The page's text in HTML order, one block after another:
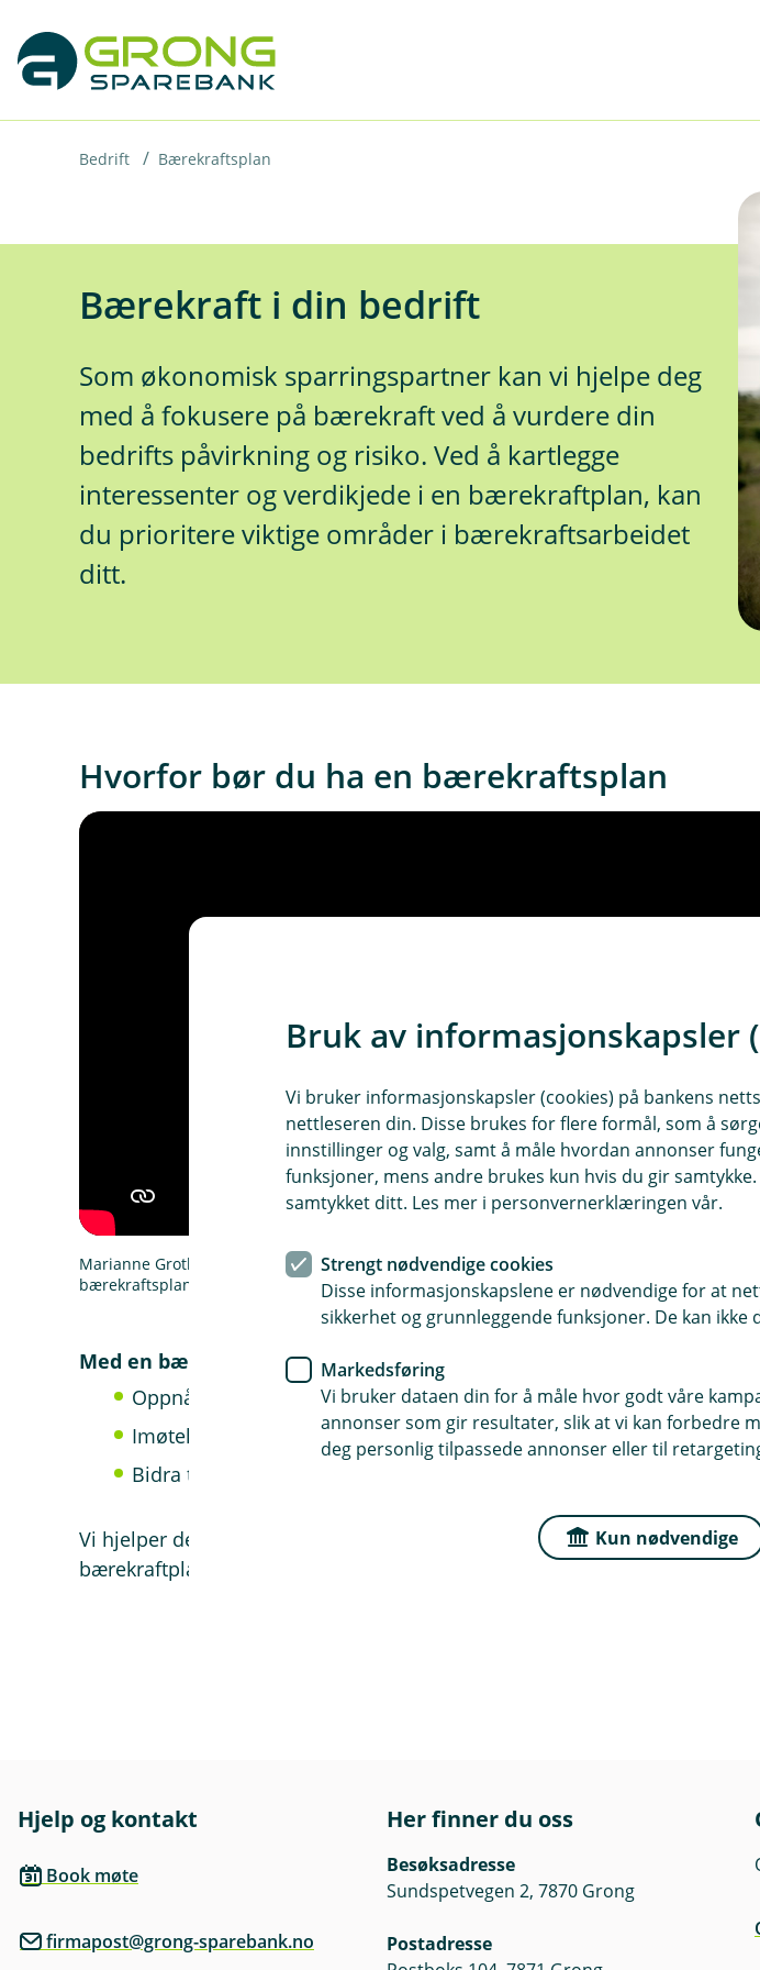
Bedrift Bærekraftsplan
Bærekraft i din bedrift
Som økonomisk sparringspartner kan vi hjelpe deg
med å fokusere på bærekraft ved å vurdere din
bedrifts påvirkning og risiko. Ved å kartlegge
interessenter og verdikjede i en bærekraftplan, kan
du prioritere viktige områder i bærekraftsarbeidet
ditt.
Hvorfor bør du ha en bærekraftsplan
Marianne Groth, konserndirektør for bærekraft i Eika forklarer hvorfor dine bedrift bør ha en
bærekraftsplan
Med en bærekraftplan vil din bedrift kunne:
Oppnå konkurransefortrinn overfor kunder og potensielle kunder
Imøtekomme dagens og fremtidens krav og forventninger
Bidra til bærekraftig utvikling
Vi hjelper deg i gang og tilbyr en metodikk og mal for å få på plass en
bærekraftplan.
Hjelp og kontakt
Book møte
firmapost@grong-sparebank.no
Her finner du oss
Besøksadresse
Sundspetvegen 2, 7870 Grong
Postadresse
Bruk av informasjonskapsler
Vi bruker informasjonskapsler (cookies) på bankens
nettleseren din. Disse brukes for flere formål, som å
innstillinger og valg, samt å måle hvordan annonser
funksjoner, mens andre brukes kun hvis du gir
samtykket ditt. Les mer i personvernerklæringen vår.
Strengt nødvendige cookies
Disse informasjonskapslene er nødvendige for at
sikkerhet og grunnleggende funksjoner. De kan ikke
Markedsføring
Vi bruker dataen din for å måle hvor godt våre
annonser som gir resultater, slik at vi kan forbedre
deg personlig tilpassede annonser eller til
Kun nødvendige